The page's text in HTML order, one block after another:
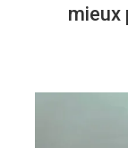
mieux